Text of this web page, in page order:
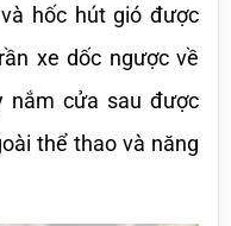
hốc hút gió được
xe dốc ngược về
nắm cửa sau được
thể thao và năng